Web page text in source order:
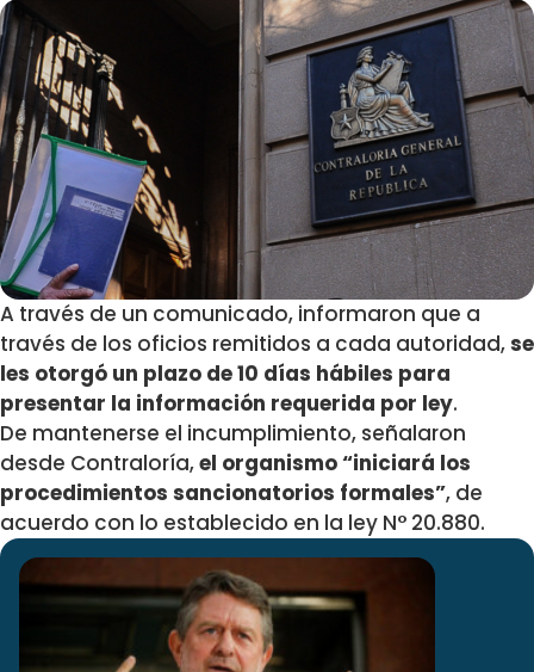
A través de un comunicado, informaron que a
través de los oficios remitidos a cada autoridad,se
les otorgó un plazo de 10 días hábiles para
presentar la información requerida por ley.
De mantenerse el incumplimiento, señalaron
desde Contraloría,el organismo “iniciará los
procedimientos sancionatorios formales”, de
acuerdo con lo establecido en la ley N° 20.880.